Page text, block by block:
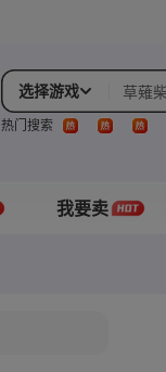
选择游戏 草薙
热门搜索
我要卖